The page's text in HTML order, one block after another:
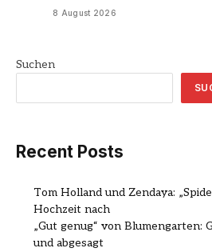
8 August 2026
Suchen
Recent Posts
Tom Holland und Zendaya:
Hochzeit nach
„Gut genug“ von Blumengarten:
und abgesagt